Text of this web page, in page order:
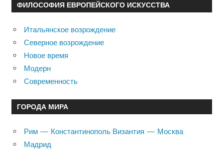
ФИЛОСОФИЯ ЕВРОПЕЙСКОГО ИСКУССТВА
Итальянское возрождение
Северное возрождение
Новое время
Модерн
Современность
ГОРОДА МИРА
Рим — Константинополь Византия — Москва
Мадрид